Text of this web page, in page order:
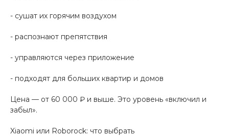
- сушат их горячим воздухом
- распознают препятствия
- управляются через приложение
- подходят для больших квартир и домов
Цена — от 60 000 ₽ и выше. Это уровень «включил и
забыл».
Xiaomi или Roborock: что выбрать